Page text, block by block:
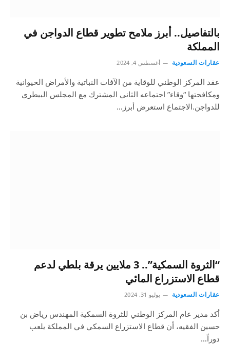
بالتفاصيل.. أبرز ملامح تطوير قطاع الدواجن في
المملكة
عقارات السعودية أغسطس 4, 2024
عقد المركز الوطني للوقاية من الآفات النباتية والأمراض الحيوانية
ومكافحتها “وقاء” اجتماعه الثاني المشترك مع المجلس البيطري
للدواجن.الاجتماع استعرض أبرز…
“الثروة السمكية”.. 3 ملايين يرقة بلطي لدعم
قطاع الاستزراع المائي
عقارات السعودية يوليو 31, 2024
أكد مدير عام المركز الوطني للثروة السمكية المهندس رياض بن
حسين الفقيه، أن قطاع الاستزراع السمكي في المملكة يلعب
دوراً…